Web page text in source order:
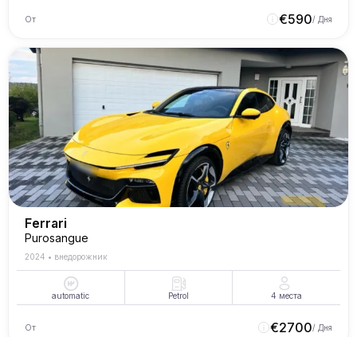
От €590/ Дня
Ferrari
Purosangue
2024 • внедорожник
automatic Petrol 4 места
От €2700/ Дня